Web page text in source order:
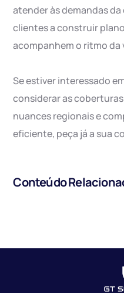
atender às demandas
clientes a construir
acompanhem o ritmo da
Se estiver interessado
considerar as
nuances regionais e
eficiente, peça já a sua
Conteúdo